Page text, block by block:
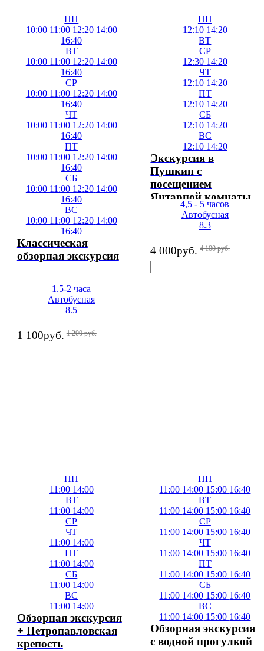
ПН
10:00 11:00 12:20 14:00
16:40
ВТ
10:00 11:00 12:20 14:00
16:40
СР
10:00 11:00 12:20 14:00
16:40
ЧТ
10:00 11:00 12:20 14:00
16:40
ПТ
10:00 11:00 12:20 14:00
16:40
СБ
10:00 11:00 12:20 14:00
16:40
ВС
10:00 11:00 12:20 14:00
16:40
Классическая
обзорная экскурсия
1.5-2 часа
Автобусная
8.5
1 100руб. 1 200руб.
ПН
12:10 14:20
ВТ
СР
12:30 14:20
ЧТ
12:10 14:20
ПТ
12:10 14:20
СБ
12:10 14:20
ВС
12:10 14:20
Экскурсия в
Пушкин с
посещением
Янтарной комнаты
4,5 - 5 часов
Автобусная
8.3
4 000руб. 4 100руб.
ПН
11:00 14:00
ВТ
11:00 14:00
СР
ЧТ
11:00 14:00
ПТ
11:00 14:00
СБ
11:00 14:00
ВС
11:00 14:00
Обзорная экскурсия
+ Петропавловская
крепость
ПН
11:00 14:00 15:00 16:40
ВТ
11:00 14:00 15:00 16:40
СР
11:00 14:00 15:00 16:40
ЧТ
11:00 14:00 15:00 16:40
ПТ
11:00 14:00 15:00 16:40
СБ
11:00 14:00 15:00 16:40
ВС
11:00 14:00 15:00 16:40
Обзорная экскурсия
с водной прогулкой